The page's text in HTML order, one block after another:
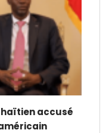
accusé